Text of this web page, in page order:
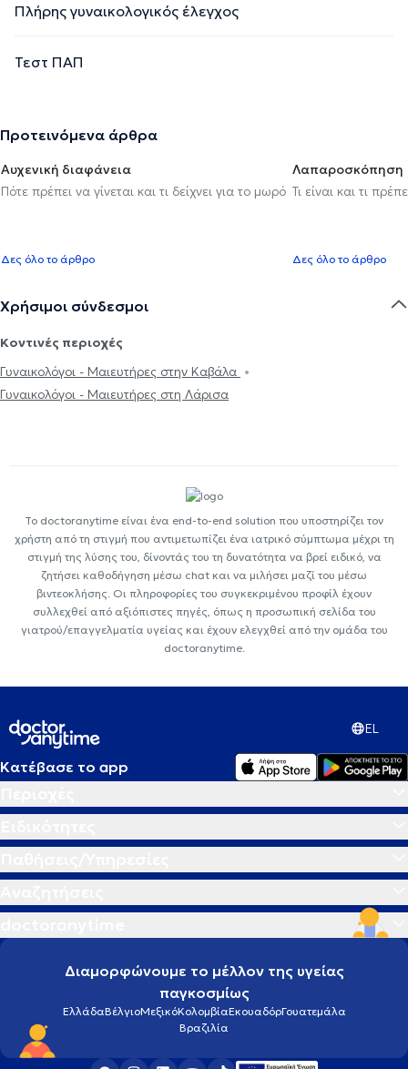
Πλήρης γυναικολογικός έλεγχος
Τεστ ΠΑΠ
Προτεινόμενα άρθρα
Αυχενική διαφάνεια
Πότε πρέπει να γίνεται και τι δείχνει για το μωρό
Δες όλο το άρθρο
Λαπαροσκόπηση
Τι είναι και τι
Δες όλο το άρθρο
Χρήσιμοι σύνδεσμοι
Κοντινές περιοχές
Γυναικολόγοι - Μαιευτήρες στην Καβάλα
Γυναικολόγοι - Μαιευτήρες στη Λάρισα
Το doctoranytime είναι ένα end-to-end solution που υποστηρίζει τον
χρήστη από τη στιγμή που αντιμετωπίζει ένα ιατρικό σύμπτωμα μέχρι τη
στιγμή της λύσης του, δίνοντάς του τη δυνατότητα να βρεί ειδικό, να
ζητήσει καθοδήγηση μέσω chat και να μιλήσει μαζί του μέσω
βιντεοκλήσης. Οι πληροφορίες του συγκεκριμένου προφίλ έχουν
συλλεχθεί από αξιόπιστες πηγές, όπως η προσωπική σελίδα του
γιατρού/επαγγελματία υγείας και έχουν ελεγχθεί από την ομάδα του
doctoranytime.
EL
Κατέβασε το app
Διαμορφώνουμε το μέλλον της υγείας
παγκοσμίως
ΕλλάδαΒέλγιοΜεξικόΚολομβίαΕκουαδόρΓουατεμάλα
Βραζιλία